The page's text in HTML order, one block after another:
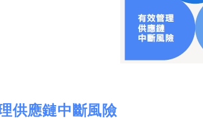
供應鏈中斷風險